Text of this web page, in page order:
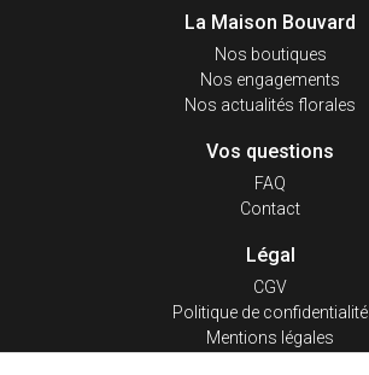
La Maison Bouvard
Nos boutiques
Nos engagements
Nos actualités florales
Vos questions
FAQ
Contact
Légal
CGV
Politique de confidentialité
Mentions légales